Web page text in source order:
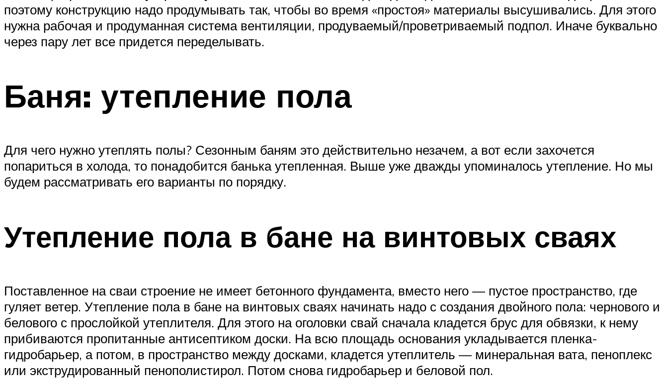
поэтому конструкцию надо продумывать так, чтобы во время «простоя» материалы высушивались. Для этого
нужна рабочая и продуманная система вентиляции, продуваемый/проветриваемый подпол. Иначе буквально
через пару лет все придется переделывать.
Баня: утепление пола
Для чего нужно утеплять полы? Сезонным баням это действительно незачем, а вот если захочется
попариться в холода, то понадобится банька утепленная. Выше уже дважды упоминалось утепление. Но мы
будем рассматривать его варианты по порядку.
Утепление пола в бане на винтовых сваях
Поставленное на сваи строение не имеет бетонного фундамента, вместо него — пустое пространство, где
гуляет ветер. Утепление пола в бане на винтовых сваях начинать надо с создания двойного пола: чернового и
белового с прослойкой утеплителя. Для этого на оголовки свай сначала кладется брус для обвязки, к нему
прибиваются пропитанные антисептиком доски. На всю площадь основания укладывается пленка-
гидробарьер, а потом, в пространство между досками, кладется утеплитель — минеральная вата, пеноплекс
или экструдированный пенополистирол. Потом снова гидробарьер и беловой пол.